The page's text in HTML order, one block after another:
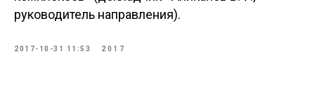
руководитель направления).
2017-10-31 11:53 2017